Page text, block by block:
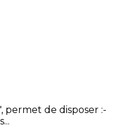
permet de disposer :-